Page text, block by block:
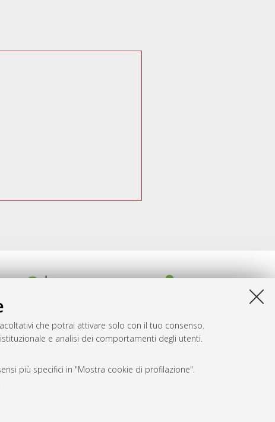
che potrai attivare solo con il tuo consenso.
e analisi dei comportamenti degli utenti.
più specifici in "Mostra cookie di profilazione".